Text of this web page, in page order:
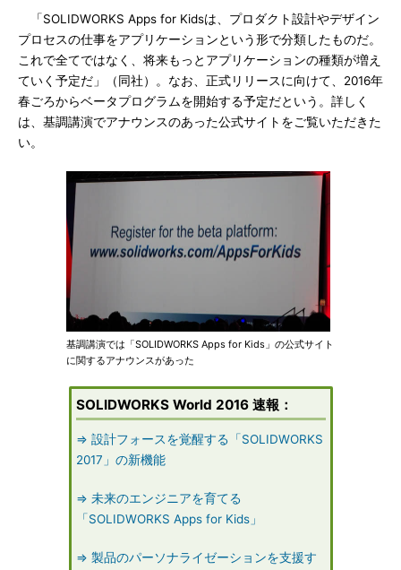
「SOLIDWORKS Apps for Kidsは、プロダクト設計やデザイン
プロセスの仕事をアプリケーションという形で分類したものだ。
これで全てではなく、将来もっとアプリケーションの種類が増え
ていく予定だ」（同社）。なお、正式リリースに向けて、2016年
春ごろからベータプログラムを開始する予定だという。詳しく
は、基調講演でアナウンスのあった公式サイトをご覧いただきた
い。
基調講演では「SOLIDWORKS Apps for Kids」の公式サイト
に関するアナウンスがあった
SOLIDWORKS World 2016 速報：
⇒ 設計フォースを覚醒する「SOLIDWORKS
2017」の新機能
⇒ 未来のエンジニアを育てる
「SOLIDWORKS Apps for Kids」
⇒ 製品のパーソナライゼーションを支援す